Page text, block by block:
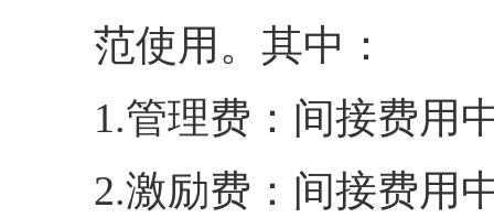
范使用。其中：
1.管理费：间接费用
2.激励费：间接费用